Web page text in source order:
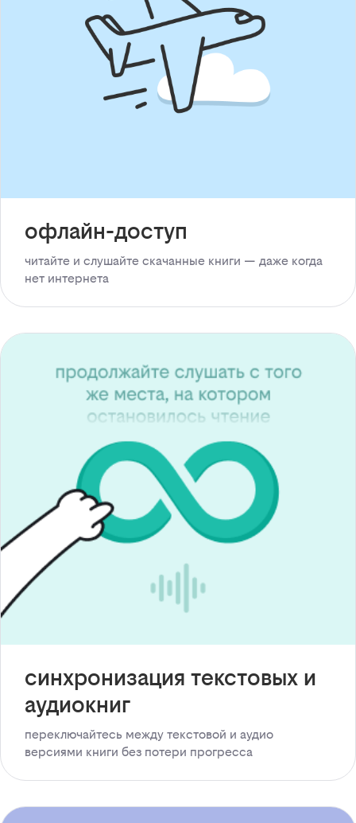
офлайн-доступ
читайте и слушайте скачанные книги — даже когда
нет интернета
синхронизация текстовых и
аудиокниг
переключайтесь между текстовой и аудио
версиями книги без потери прогресса